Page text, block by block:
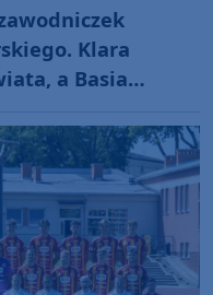
Klara
a Basia